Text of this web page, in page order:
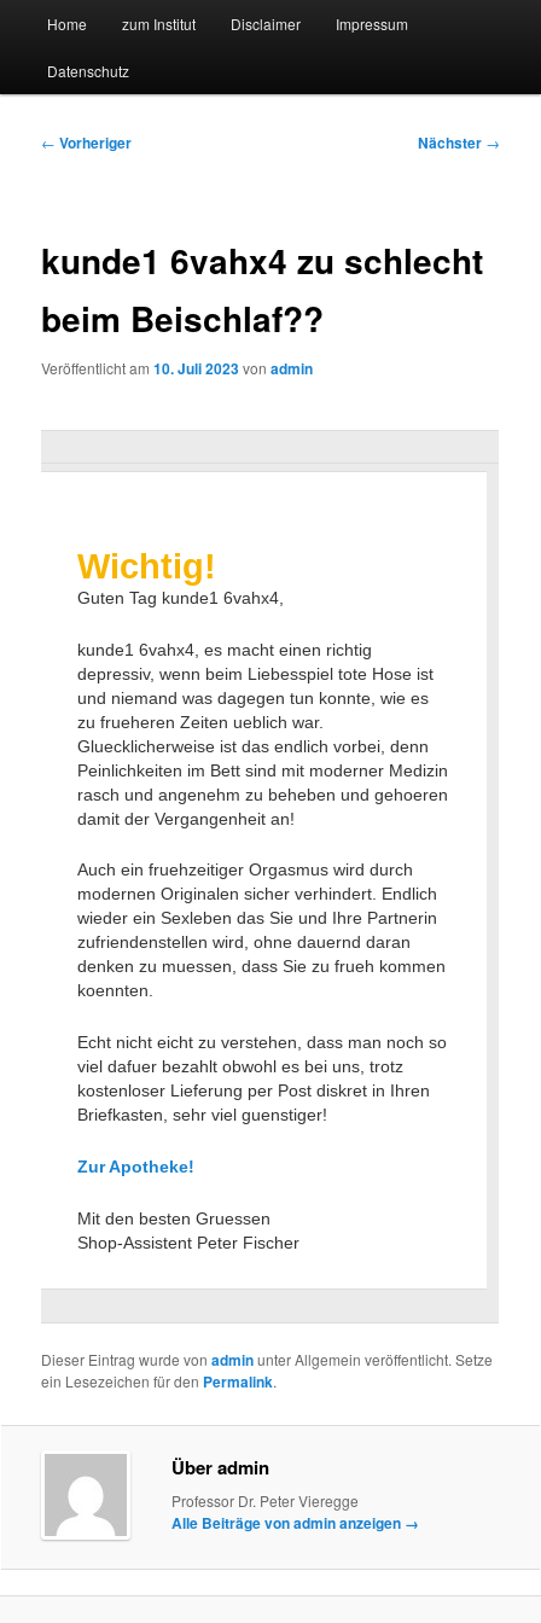
Suchmaschine Forschung und
Technologie
Zum
primären
Zum
sekundären
Home zum Institut Disclaimer Impressum
Datenschutz
Beitragsnavigation
← Vorheriger Nächster →
kunde1 6vahx4 zu schlecht
beim Beischlaf??
Veröffentlicht am10. Juli 2023vonadmin
Wichtig!
Guten Tag kunde1 6vahx4,
kunde1 6vahx4, es macht einen richtig
depressiv, wenn beim Liebesspiel tote Hose ist
und niemand was dagegen tun konnte, wie es
zu frueheren Zeiten ueblich war.
Gluecklicherweise ist das endlich vorbei, denn
Peinlichkeiten im Bett sind mit moderner Medizin
rasch und angenehm zu beheben und gehoeren
damit der Vergangenheit an!
Auch ein fruehzeitiger Orgasmus wird durch
modernen Originalen sicher verhindert. Endlich
wieder ein Sexleben das Sie und Ihre Partnerin
zufriendenstellen wird, ohne dauernd daran
denken zu muessen, dass Sie zu frueh kommen
koennten.
Echt nicht eicht zu verstehen, dass man noch so
viel dafuer bezahlt obwohl es bei uns, trotz
kostenloser Lieferung per Post diskret in Ihren
Briefkasten, sehr viel guenstiger!
Zur Apotheke!
Mit den besten Gruessen
Shop-Assistent Peter Fischer
Dieser Eintrag wurde vonadminunter Allgemein veröffentlicht. Setze
ein Lesezeichen für den Permalink.
Über admin
Professor Dr. Peter Vieregge
Alle Beiträge von admin anzeigen →